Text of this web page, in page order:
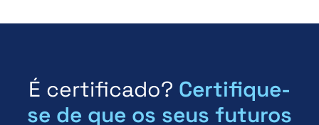
É certificado? Certifique-
se de que os seus futuros